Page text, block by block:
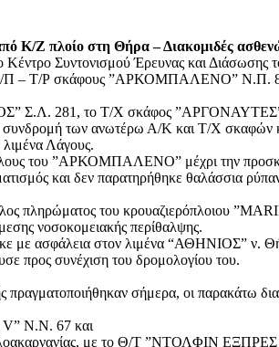
Κ/Ζ πλοίο στη Θήρα – Διακομιδές
Συντονισμού Έρευνας και Διάσωσης
Ε/Π – Τ/Ρ σκάφους ”ΑΡΚΟΜΠΑΛΕΝΟ” Ν.Π.
Σ.Λ. 281, το Τ/Χ σκάφος
των ανωτέρω Α/Κ και Τ/Χ σκαφών
Λάγους.
του ”ΑΡΚΟΜΠΑΛΕΝΟ” μέχρι την
και δεν παρατηρήθηκε θαλάσσια
πληρώματος του κρουαζιερόπλοιου
νοσοκομειακής περίθαλψης.
ασφάλεια στον λιμένα “ΑΘΗΝΙΟΣ” ν.
προς συνέχιση του δρομολογίου του.
σήμερα, οι παρακάτω
V” Ν.N. 67 και
με το Θ/Τ ”ΝΤΟΛΦΙΝ ΕΞΠΡΕΣ